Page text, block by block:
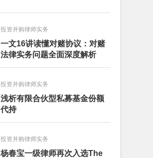
投资并购律师实务
一文16讲读懂对赌协议：对赌
法律实务问题全面深度解析
投资并购律师实务
浅析有限合伙型私募基金份额
代持
投资并购律师实务
杨春宝一级律师再次入选The